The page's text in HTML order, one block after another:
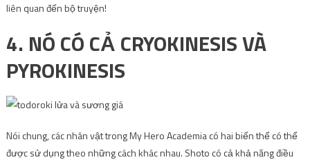
liên quan đến bộ truyện!
4. NÓ CÓ CẢ CRYOKINESIS VÀ
PYROKINESIS
Nói chung, các nhân vật trong My Hero Academia có hai biến thể có thể
được sử dụng theo những cách khác nhau. Shoto có cả khả năng điều